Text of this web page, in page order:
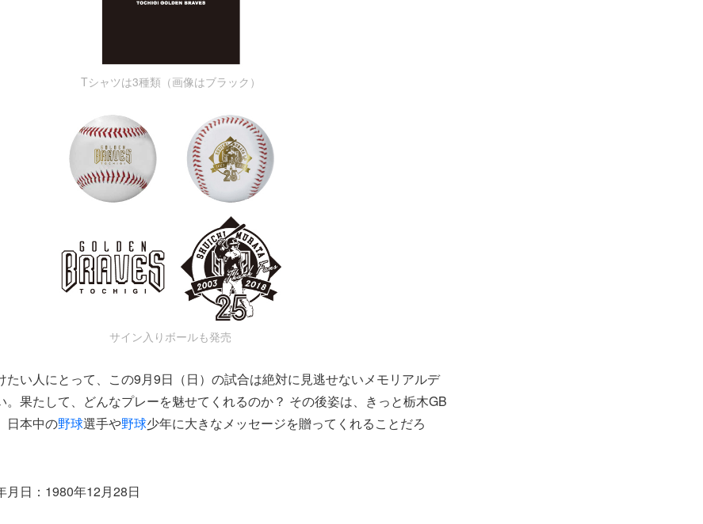
Tシャツは3種類（画像はブラック）
サイン入りボールも発売
たい人にとって、この9月9日（日）の試合は絶対に見逃せないメモリアルデ
。果たして、どんなプレーを魅せてくれるのか？ その後姿は、きっと栃木GB
日本中の野球選手や野球少年に大きなメッセージを贈ってくれることだろ
月日：1980年12月28日